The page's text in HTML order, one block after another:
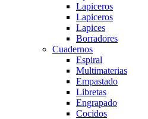
Lapiceros
Lapiceros
Lapices
Borradores
Cuadernos
Espiral
Multimaterias
Empastado
Libretas
Engrapado
Cocidos